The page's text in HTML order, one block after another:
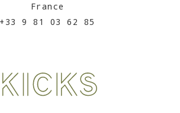
France
+33 9 81 03 62 85